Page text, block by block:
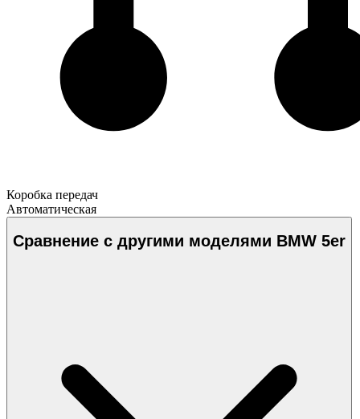
Коробка передач
Автоматическая
Сравнение с другими моделями BMW 5er